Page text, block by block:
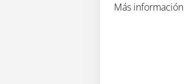
Más información